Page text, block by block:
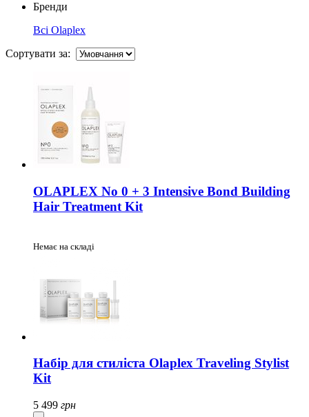
Бренди
Всі Olaplex
Сортувати за:
OLAPLEX No 0 + 3 Intensive Bond Building
Hair Treatment Kit
Немає на складі
Набір для стиліста Olaplex Traveling Stylist
Kit
5 499 грн